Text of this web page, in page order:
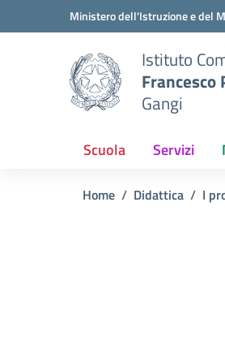
Vai ai contenuti
Vai al menu di navigazioneMinistero dell'Istruzione e del
Istituto
Francesco
Gangi
Scuola Servizi
Home Didattica I